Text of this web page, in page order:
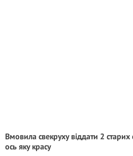
Вмовила свекруху віддати 2 старих
ось яку красу